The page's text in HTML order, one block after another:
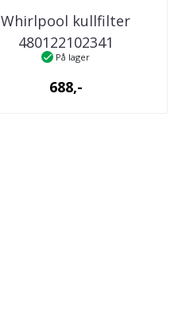
Whirlpool kullfilter
480122102341
kjøkkenventilator
På lager
688,-